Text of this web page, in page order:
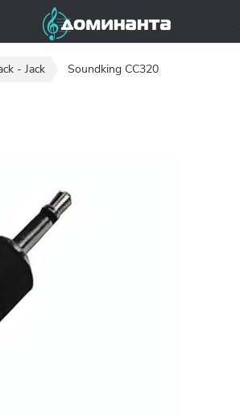
- Jack Soundking CC320